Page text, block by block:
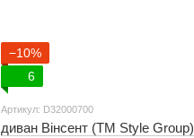
−10%
6
Артикул: D32000700
диван Вінсент (ТМ Style Group)